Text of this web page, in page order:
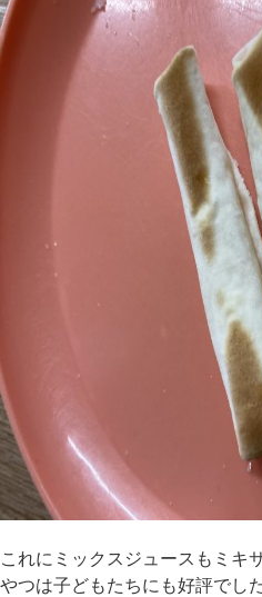
これにミックスジュースもミキ
やつは子どもたちにも好評でし